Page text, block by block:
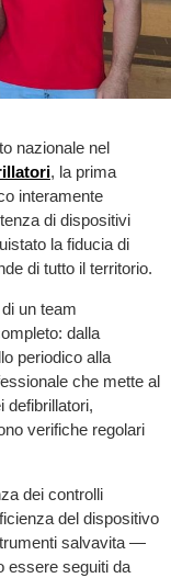
nazionale nel
, la prima
interamente
di dispositivi
la fiducia di
di tutto il territorio.
un team
dalla
periodico alla
che mette al
defibrillatori,
verifiche regolari
dei controlli
del dispositivo
salvavita —
essere seguiti da